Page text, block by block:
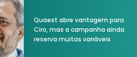
Quaest abre vantagem para
Ciro, mas a campanha ainda
reserva muitas variáveis